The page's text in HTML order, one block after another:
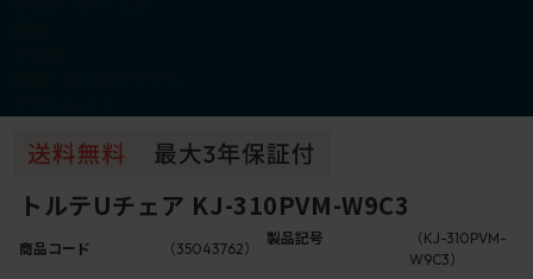
トルテUチェア KJ-310PVM-W9C3
商品コード （35043762）
製品記号
（KJ-310PVM-
W9C3）